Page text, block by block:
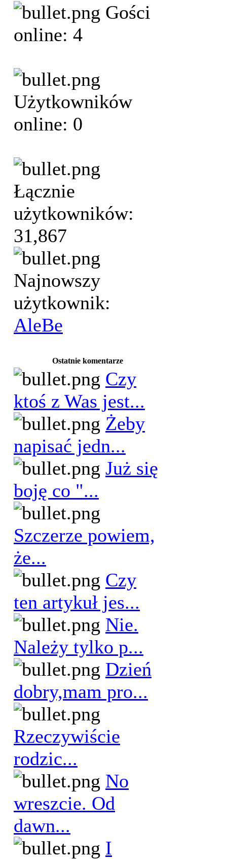
Gości
online: 4
Użytkowników
online: 0
Łącznie
użytkowników:
31,867
Najnowszy
użytkownik:
AleBe
Ostatnie komentarze
Czy
ktoś z Was jest...
Żeby
napisać jedn...
Już się
boję co "...
Szczerze powiem,
że...
Czy
ten artykuł jes...
Nie.
Należy tylko p...
Dzień
dobry,mam pro...
Rzeczywiście
rodzic...
No
wreszcie. Od
dawn...
I